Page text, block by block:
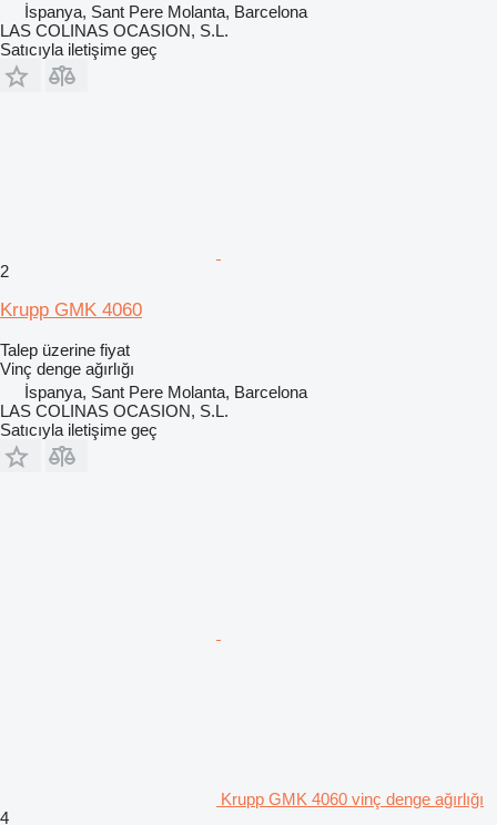
İspanya, Sant Pere Molanta, Barcelona
LAS COLINAS OCASION, S.L.
Satıcıyla iletişime geç
2
Krupp GMK 4060
Talep üzerine fiyat
Vinç denge ağırlığı
İspanya, Sant Pere Molanta, Barcelona
LAS COLINAS OCASION, S.L.
Satıcıyla iletişime geç
Krupp GMK 4060 vinç denge ağırlığı
4